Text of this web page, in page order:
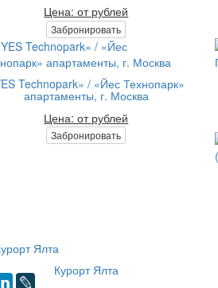
Цена: от рублей
Забронировать
Technopark» / «Йес Технопарк»
апартаменты, г. Москва
Цена: от рублей
Забронировать
Курорт Ялта